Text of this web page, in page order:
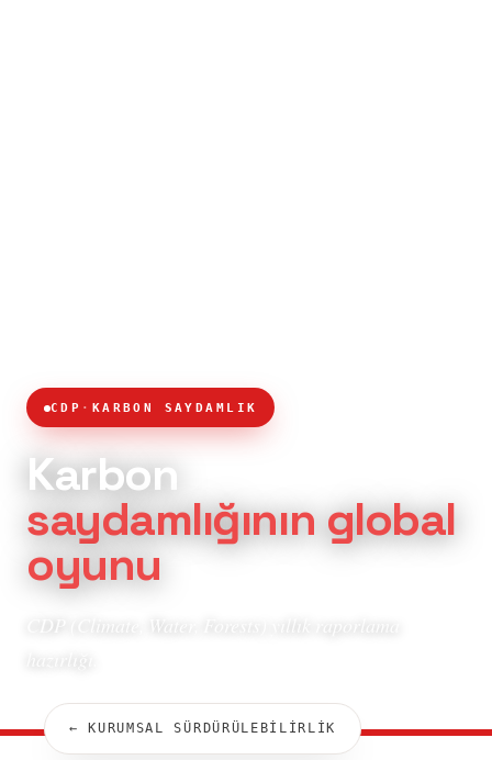
CDP · KARBON SAYDAMLIK
Karbon
saydamlığının global
oyunu
← KURUMSAL SÜRDÜRÜLEBİLİRLİK